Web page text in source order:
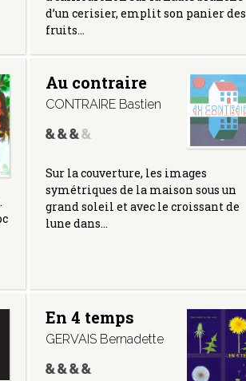
d’un cerisier, emplit son panier des
fruits…
Au contraire
CONTRAIRE Bastien
Sur la couverture, les images
symétriques de la maison sous un
grand soleil et avec le croissant de
lune dans…
En 4 temps
GERVAIS Bernadette